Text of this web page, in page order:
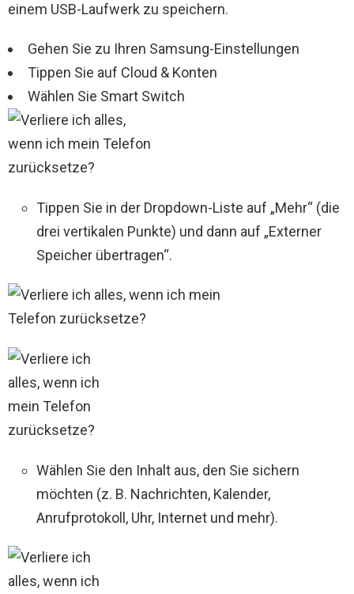
einem USB-Laufwerk zu speichern.
Gehen Sie zu Ihren Samsung-Einstellungen
Tippen Sie auf Cloud & Konten
Wählen Sie Smart Switch
Tippen Sie in der Dropdown-Liste auf „Mehr“ (die
drei vertikalen Punkte) und dann auf „Externer
Speicher übertragen“.
Wählen Sie den Inhalt aus, den Sie sichern
möchten (z. B. Nachrichten, Kalender,
Anrufprotokoll, Uhr, Internet und mehr).